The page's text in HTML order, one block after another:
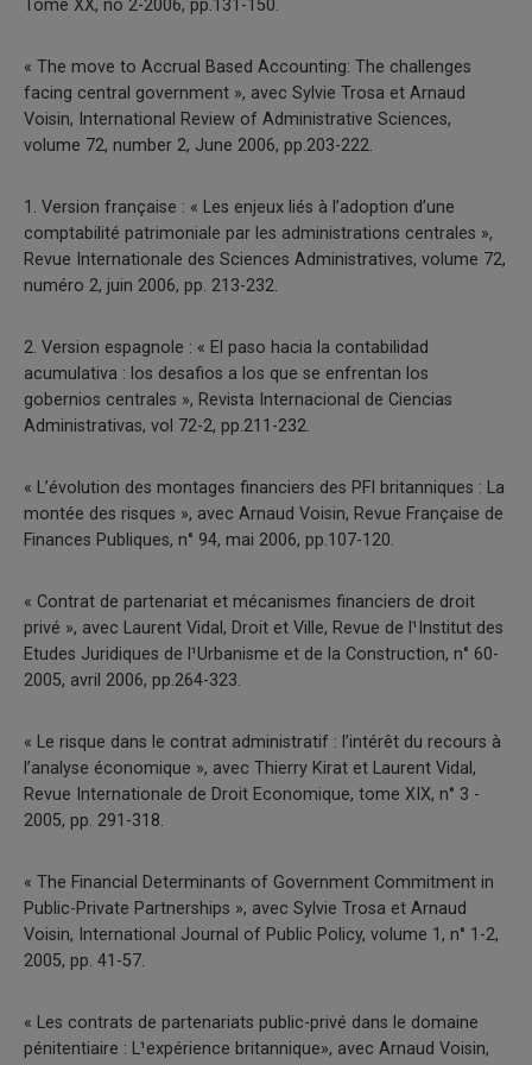
Tome XX, no 2-2006, pp.131-150.
« The move to Accrual Based Accounting: The challenges
facing central government », avec Sylvie Trosa et Arnaud
Voisin, International Review of Administrative Sciences,
volume 72, number 2, June 2006, pp.203-222.
1. Version française : « Les enjeux liés à l’adoption d’une
comptabilité patrimoniale par les administrations centrales »,
Revue Internationale des Sciences Administratives, volume 72,
numéro 2, juin 2006, pp. 213-232.
2. Version espagnole : « El paso hacia la contabilidad
acumulativa : los desafios a los que se enfrentan los
gobernios centrales », Revista Internacional de Ciencias
Administrativas, vol 72-2, pp.211-232.
« L’évolution des montages financiers des PFI britanniques : La
montée des risques », avec Arnaud Voisin, Revue Française de
Finances Publiques, n° 94, mai 2006, pp.107-120.
« Contrat de partenariat et mécanismes financiers de droit
privé », avec Laurent Vidal, Droit et Ville, Revue de l¹Institut des
Etudes Juridiques de l¹Urbanisme et de la Construction, n° 60-
2005, avril 2006, pp.264-323.
« Le risque dans le contrat administratif : l’intérêt du recours à
l’analyse économique », avec Thierry Kirat et Laurent Vidal,
Revue Internationale de Droit Economique, tome XIX, n° 3 ­
2005, pp. 291-318.
« The Financial Determinants of Government Commitment in
Public-Private Partnerships », avec Sylvie Trosa et Arnaud
Voisin, International Journal of Public Policy, volume 1, n° 1-2,
2005, pp. 41-57.
« Les contrats de partenariats public-privé dans le domaine
pénitentiaire : L¹expérience britannique», avec Arnaud Voisin,